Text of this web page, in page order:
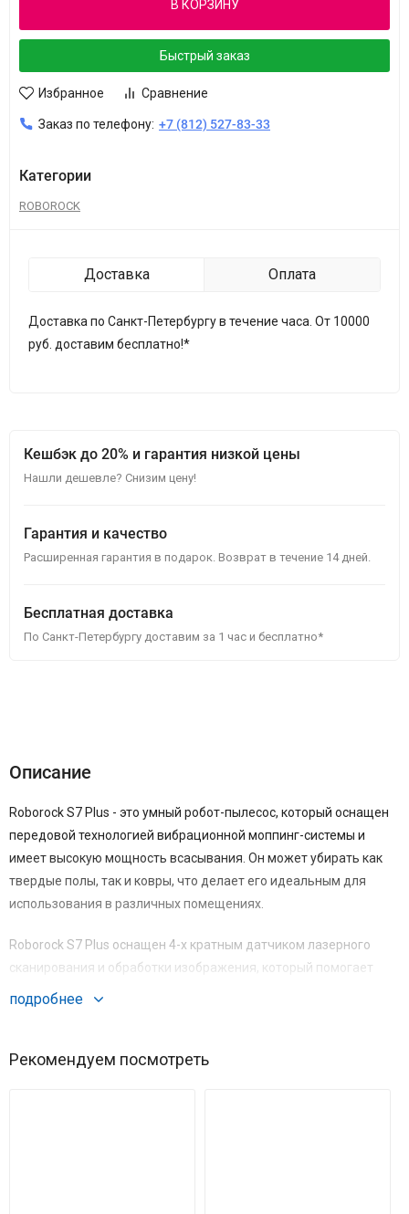
В КОРЗИНУ
Быстрый заказ
Избранное Сравнение
Заказ по телефону: +7 (812) 527-83-33
Категории
ROBOROCK
Доставка Оплата
Доставка по Санкт-Петербургу в течение часа. От 10000
руб. доставим бесплатно!*
Кешбэк до 20% и гарантия низкой цены
Нашли дешевле? Снизим цену!
Гарантия и качество
Расширенная гарантия в подарок. Возврат в течение 14 дней.
Бесплатная доставка
По Санкт-Петербургу доставим за 1 час и бесплатно*
Описание
Roborock S7 Plus - это умный робот-пылесос, который оснащен
передовой технологией вибрационной моппинг-системы и
имеет высокую мощность всасывания. Он может убирать как
твердые полы, так и ковры, что делает его идеальным для
использования в различных помещениях.
Roborock S7 Plus оснащен 4-х кратным датчиком лазерного
сканирования и обработки изображения, который помогает
определить оптимальный маршрут уборки. Также он имеет
различных типах поверхностей.
подробнее
Рекомендуем посмотреть